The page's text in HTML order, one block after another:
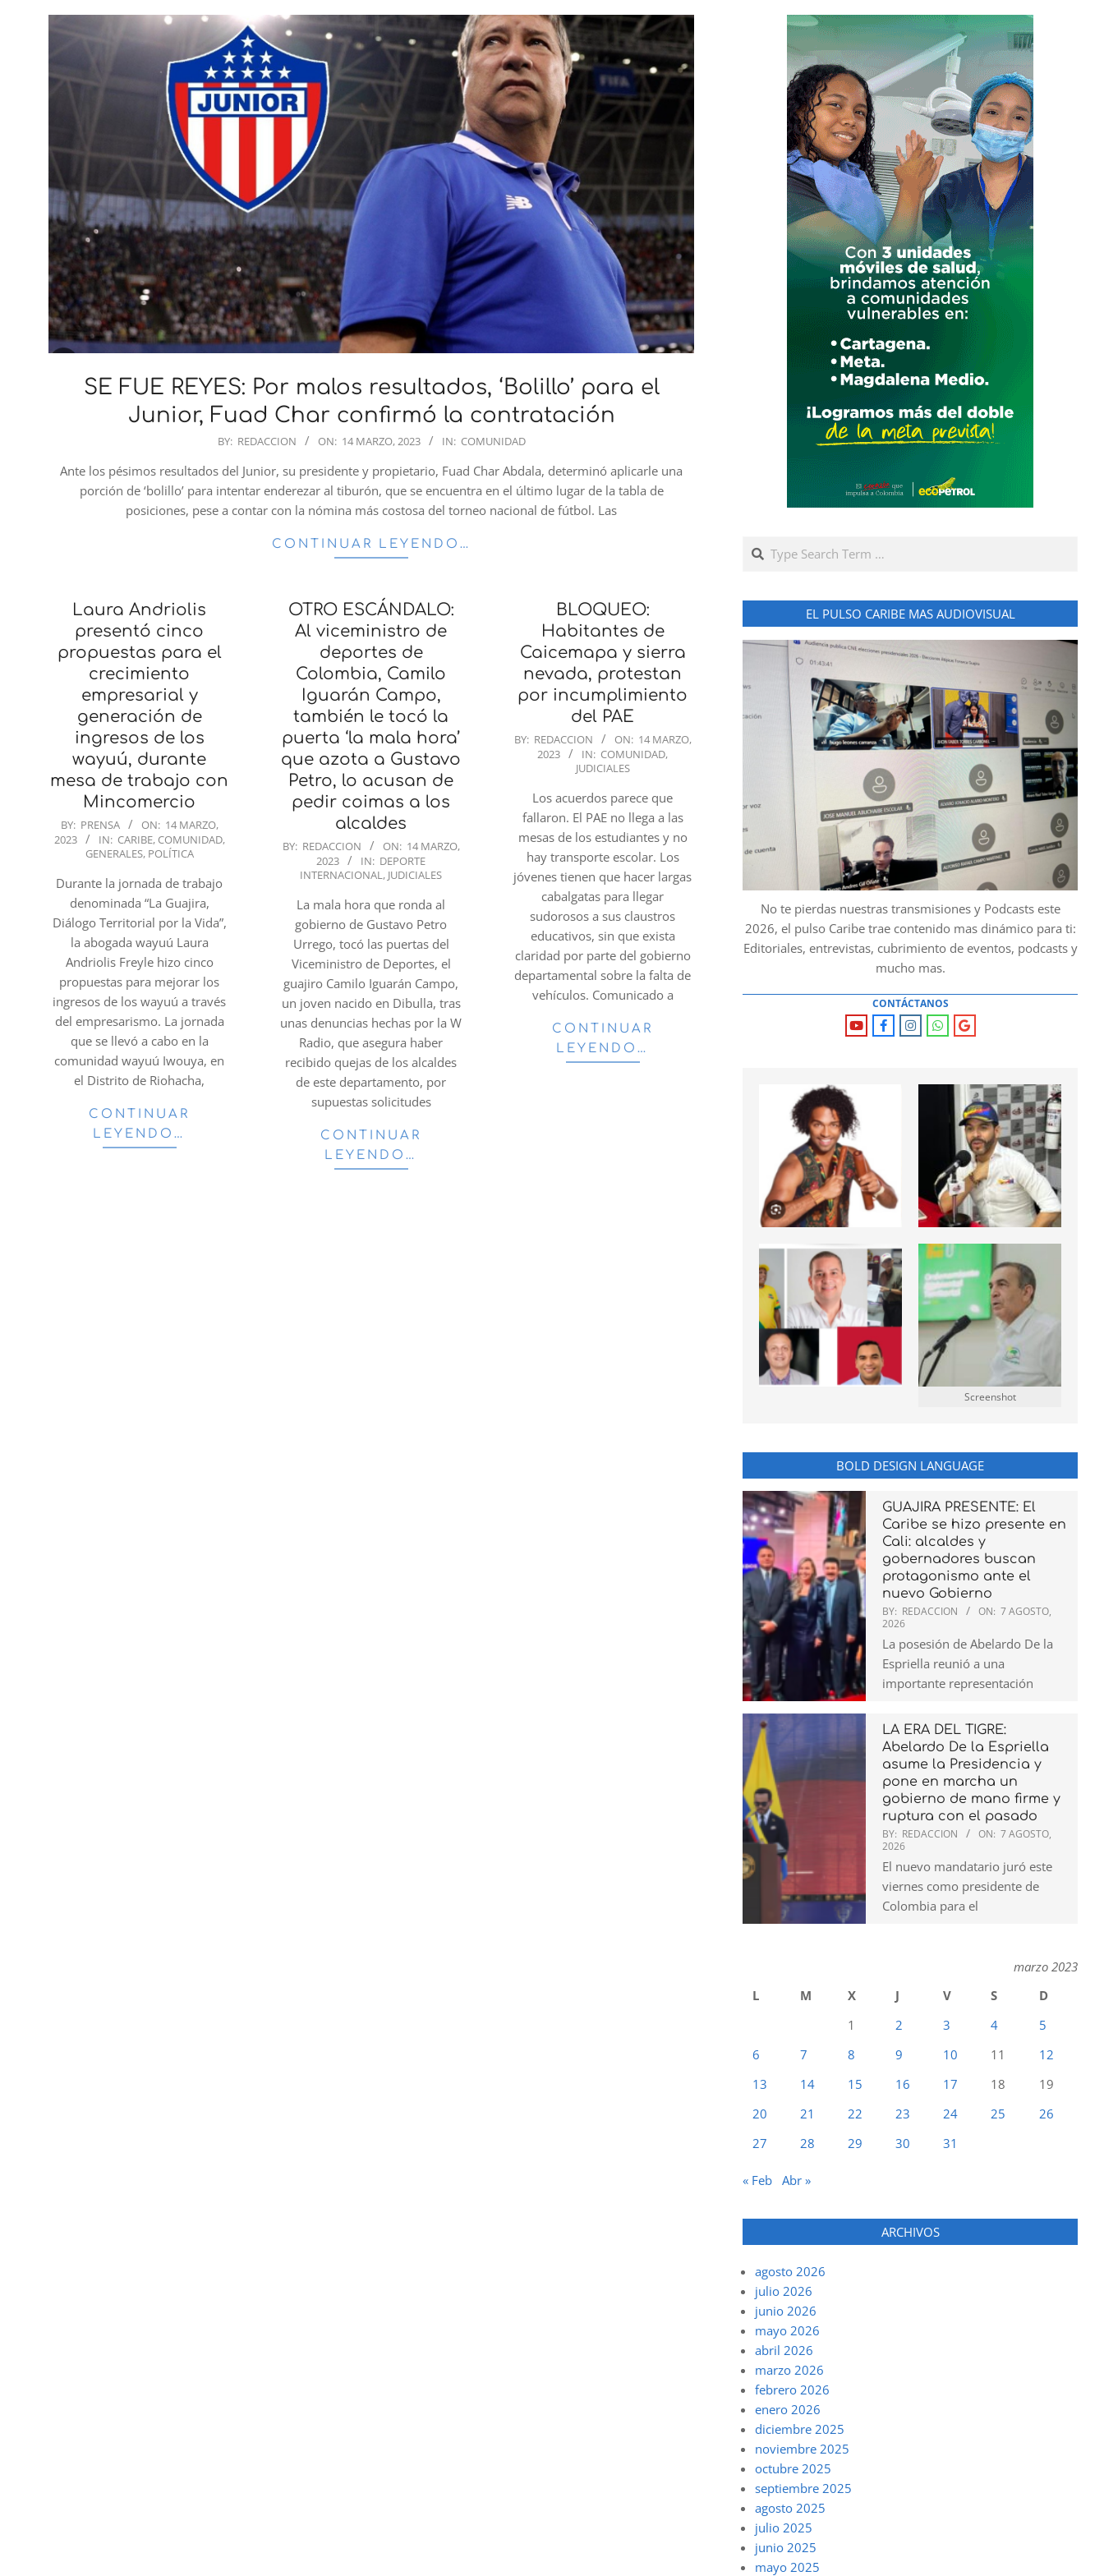
SE FUE REYES: Por malos resultados, ‘Bolillo’ para el
Junior, Fuad Char confirmó la contratación
14
BY: REDACCION ON: 14 MARZO, 2023 IN: COMUNIDAD
Ante los pésimos resultados del Junior, su presidente y propietario, Fuad Char Abdala, determinó aplicarle una
porción de ‘bolillo’ para intentar enderezar al tiburón, que se encuentra en el último lugar de la tabla de
posiciones, pese a contar con la nómina más costosa del torneo nacional de fútbol. Las
CONTINUAR LEYENDO…
Laura Andriolis
presentó cinco
propuestas para el
crecimiento
empresarial y
generación de
ingresos de los
wayuú, durante
mesa de trabajo con
Mincomercio
2023-
03-
BY: PRENSA ON: 14 MARZO,
2023
IN: CARIBE, COMUNIDAD,
GENERALES, POLÍTICA
Durante la jornada de trabajo
denominada “La Guajira,
Diálogo Territorial por la Vida”,
la abogada wayuú Laura
Andriolis Freyle hizo cinco
propuestas para mejorar los
ingresos de los wayuú a través
del empresarismo. La jornada
que se llevó a cabo en la
comunidad wayuú Iwouya, en
el Distrito de Riohacha,
CONTINUAR
LEYENDO…
OTRO ESCÁNDALO:
Al viceministro de
deportes de
Colombia, Camilo
Iguarán Campo,
también le tocó la
puerta ‘la mala hora’
que azota a Gustavo
Petro, lo acusan de
pedir coimas a los
alcaldes
2023-
BY: REDACCION ON: 14 MARZO,
2023
IN: DEPORTE
INTERNACIONAL, JUDICIALES
La mala hora que ronda al
gobierno de Gustavo Petro
Urrego, tocó las puertas del
Viceministro de Deportes, el
guajiro Camilo Iguarán Campo,
un joven nacido en Dibulla, tras
unas denuncias hechas por la W
Radio, que asegura haber
recibido quejas de los alcaldes
de este departamento, por
supuestas solicitudes
CONTINUAR
LEYENDO…
BLOQUEO:
Habitantes de
Caicemapa y sierra
nevada, protestan
por incumplimiento
del PAE
2023-
BY: REDACCION ON: 14 MARZO,
2023
IN: COMUNIDAD,
JUDICIALES
Los acuerdos parece que
fallaron. El PAE no llega a las
mesas de los estudiantes y no
hay transporte escolar. Los
jóvenes tienen que hacer largas
cabalgatas para llegar
sudorosos a sus claustros
educativos, sin que exista
claridad por parte del gobierno
departamental sobre la falta de
vehículos. Comunicado a
CONTINUAR
LEYENDO…
Search
EL PULSO CARIBE MAS AUDIOVISUAL
No te pierdas nuestras transmisiones y Podcasts este
2026, el pulso Caribe trae contenido mas dinámico para ti:
Editoriales, entrevistas, cubrimiento de eventos, podcasts y
mucho mas.
CONTÁCTANOS
Screenshot
BOLD DESIGN LANGUAGE
GUAJIRA PRESENTE: El
Caribe se hizo presente en
Cali: alcaldes y
gobernadores buscan
protagonismo ante el
nuevo Gobierno
BY: REDACCION ON: 7 AGOSTO,
2026
La posesión de Abelardo De la
Espriella reunió a una
importante representación
LA ERA DEL TIGRE:
Abelardo De la Espriella
asume la Presidencia y
pone en marcha un
gobierno de mano firme y
ruptura con el pasado
BY: REDACCION ON: 7 AGOSTO,
2026
El nuevo mandatario juró este
viernes como presidente de
Colombia para el
marzo 2023
L
M X J V S
D
1
2 3 4
5
6
7 8 9 10 11
12
13
14 15 16 17 18
19
20
21 22 23 24 25
26
27
28 29 30 31
« Feb Abr »
ARCHIVOS
agosto 2026
julio 2026
junio 2026
mayo 2026
abril 2026
marzo 2026
febrero 2026
enero 2026
diciembre 2025
noviembre 2025
octubre 2025
septiembre 2025
agosto 2025
julio 2025
junio 2025
mayo 2025